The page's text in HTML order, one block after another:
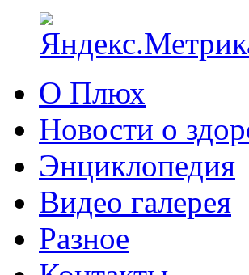
О Плюх
Новости о
Энциклопедия
Видео галерея
Разное